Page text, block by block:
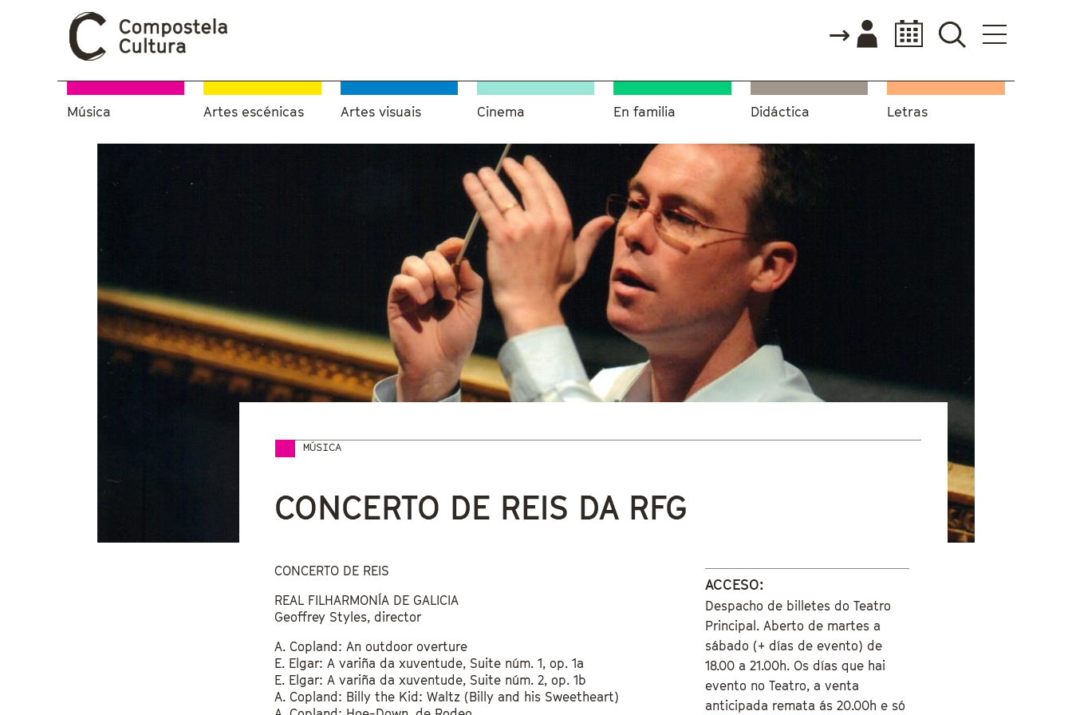
Música Artes escénicas Artes visuais Cinema En familia Didáctica Letras
MÚSICA
Vostede está aquí
CONCERTO DE REIS DA RFG
CONCERTO DE REIS
REAL FILHARMONÍA DE GALICIA
Geoffrey Styles, director
A. Copland: An outdoor overture
E. Elgar: A variña da xuventude, Suite núm. 1, op. 1a
E. Elgar: A variña da xuventude, Suite núm. 2, op. 1b
A. Copland: Billy the Kid: Waltz (Billy and his Sweetheart)
ACCESO:
Despacho de billetes do Teatro
Principal. Aberto de martes a
sábado (+ días de evento) de
18.00 a 21.00h. Os días que hai
evento no Teatro, a venta
anticipada remata ás 20.00h e só